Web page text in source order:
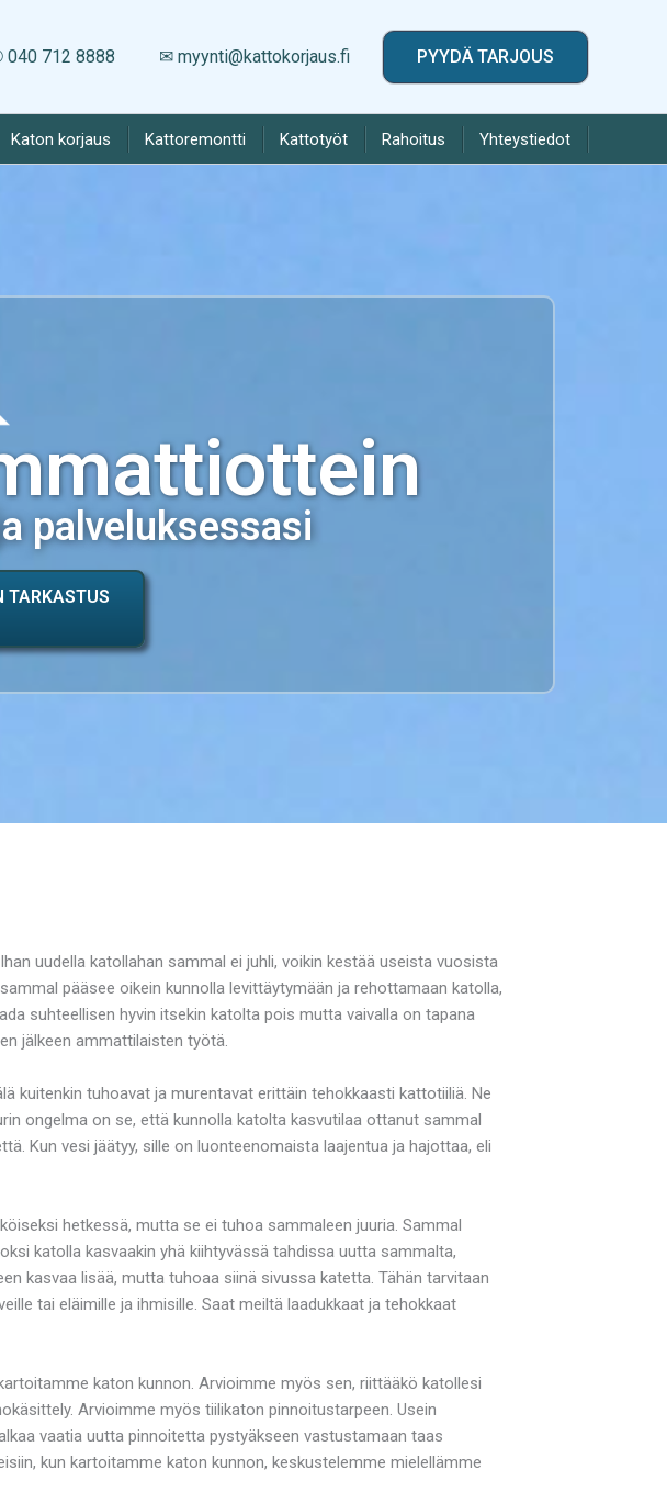
040 712 8888 ✉ myynti@kattokorjaus.fi PYYDÄ TARJOUS
Katon korjaus Kattoremontti Kattotyöt Rahoitus Yhteystiedot
palveluksessasi
TARKASTUS
uudella katollahan sammal ei juhli, voikin kestää useista vuosista
pääsee oikein kunnolla levittäytymään ja rehottamaan katolla,
suhteellisen hyvin itsekin katolta pois mutta vaivalla on tapana
jälkeen ammattilaisten työtä.
kuitenkin tuhoavat ja murentavat erittäin tehokkaasti kattotiiliä. Ne
ongelma on se, että kunnolla katolta kasvutilaa ottanut sammal
Kun vesi jäätyy, sille on luonteenomaista laajentua ja hajottaa, eli
hetkessä, mutta se ei tuhoa sammaleen juuria. Sammal
katolla kasvaakin yhä kiihtyvässä tahdissa uutta sammalta,
kasvaa lisää, mutta tuhoaa siinä sivussa katetta. Tähän tarvitaan
tai eläimille ja ihmisille. Saat meiltä laadukkaat ja tehokkaat
katon kunnon. Arvioimme myös sen, riittääkö katollesi
Arvioimme myös tiilikaton pinnoitustarpeen. Usein
vaatia uutta pinnoitetta pystyäkseen vastustamaan taas
kun kartoitamme katon kunnon, keskustelemme mielellämme